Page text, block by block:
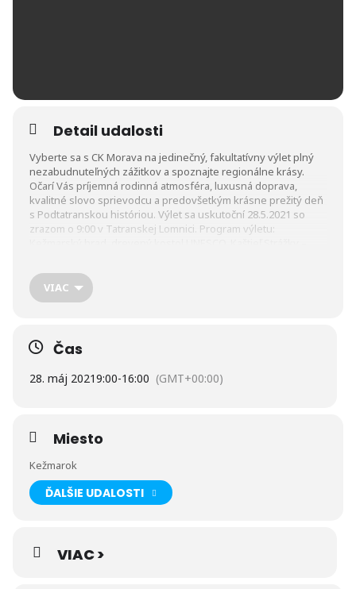
Detail udalosti
Vyberte sa s CK Morava na jedinečný, fakultatívny výlet plný
nezabudnuteľných zážitkov a spoznajte regionálne krásy.
Očarí Vás príjemná rodinná atmosféra, luxusná doprava,
kvalitné slovo sprievodcu a predovšetkým krásne prežitý deň
s Podtatranskou históriou. Výlet sa uskutoční 28.5.2021 so
zrazom o 9:00 v Tatranskej Lomnici. Program výletu:
Sp.Belej. Cena zájazdu je 14 eur / osoba.
autobusovú dopravu a delegáta, cena nezahŕňa platené vstupy a
minimálny počet je 7 prihlásených účastníkov.
VIAC
Čas
28. máj 20219:00-16:00 (GMT+00:00)
Miesto
Kežmarok
ĎALŠIE UDALOSTI
VIAC >